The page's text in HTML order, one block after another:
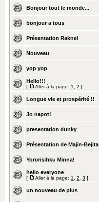
Bonjour tout le monde...
bonjour a tous
Présentation Raknel
Nouveau
yop yop
Hello!!!
[ Aller à la page: 1 2 ]
Longue vie et prospérité !!
Jo napot!
presentation dunky
Présentation de Majin-Bejita
Yororisihku Minna!
hello everyone
[ Aller à la page: 1 2 3 ]
un nouveau de plus